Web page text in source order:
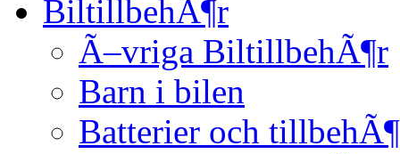
BiltillbehÃ¶r
Ã–vriga BiltillbehÃ¶r
Barn i bilen
Batterier och